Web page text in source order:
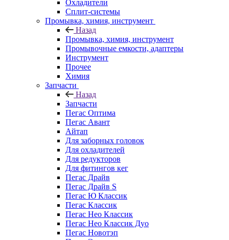
Охладители
Сплит-системы
Промывка, химия, инструмент
Назад
Промывка, химия, инструмент
Промывочные емкости, адаптеры
Инструмент
Прочее
Химия
Запчасти
Назад
Запчасти
Пегас Оптима
Пегас Авант
Айтап
Для заборных головок
Для охладителей
Для редукторов
Для фитингов кег
Пегас Драйв
Пегас Драйв S
Пегас Ю Классик
Пегас Классик
Пегас Нео Классик
Пегас Нео Классик Дуо
Пегас Новотэп